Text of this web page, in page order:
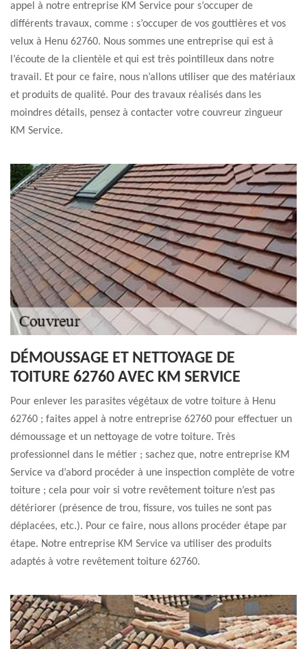
appel à notre entreprise KM Service pour s’occuper de
différents travaux, comme : s’occuper de vos gouttières et vos
velux à Henu 62760. Nous sommes une entreprise qui est à
l’écoute de la clientèle et qui est très pointilleux dans notre
travail. Et pour ce faire, nous n’allons utiliser que des matériaux
et produits de qualité. Pour des travaux réalisés dans les
moindres détails, pensez à contacter votre couvreur zingueur
KM Service.
DÉMOUSSAGE ET NETTOYAGE DE
TOITURE 62760 AVEC KM SERVICE
Pour enlever les parasites végétaux de votre toiture à Henu
62760 ; faites appel à notre entreprise 62760 pour effectuer un
démoussage et un nettoyage de votre toiture. Très
professionnel dans le métier ; sachez que, notre entreprise KM
Service va d’abord procéder à une inspection complète de votre
toiture ; cela pour voir si votre revêtement toiture n’est pas
détériorer (présence de trou, fissure, vos tuiles ne sont pas
déplacées, etc.). Pour ce faire, nous allons procéder étape par
étape. Notre entreprise KM Service va utiliser des produits
adaptés à votre revêtement toiture 62760.